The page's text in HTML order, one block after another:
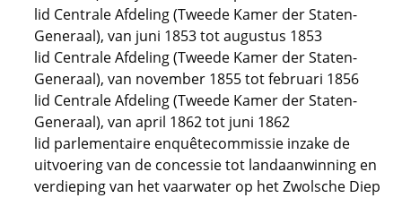
lid Centrale Afdeling (Tweede Kamer der Staten-
Generaal), van juni 1853 tot augustus 1853
lid Centrale Afdeling (Tweede Kamer der Staten-
Generaal), van november 1855 tot februari 1856
lid Centrale Afdeling (Tweede Kamer der Staten-
Generaal), van april 1862 tot juni 1862
lid parlementaire enquêtecommissie inzake de
uitvoering van de concessie tot landaanwinning en
verdieping van het vaarwater op het Zwolsche Diep